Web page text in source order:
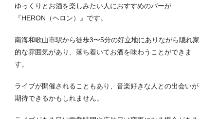
ゆっくりとお酒を楽しみたい人におすすめのバーが
『HERON（ヘロン）』です。
南海和歌山市駅から徒歩3〜5分の好立地にありながら隠れ家
的な雰囲気があり、落ち着いてお酒を味わうことができま
す。
ライブが開催されることもあり、音楽好きな人との出会いが
期待できるかもしれません。